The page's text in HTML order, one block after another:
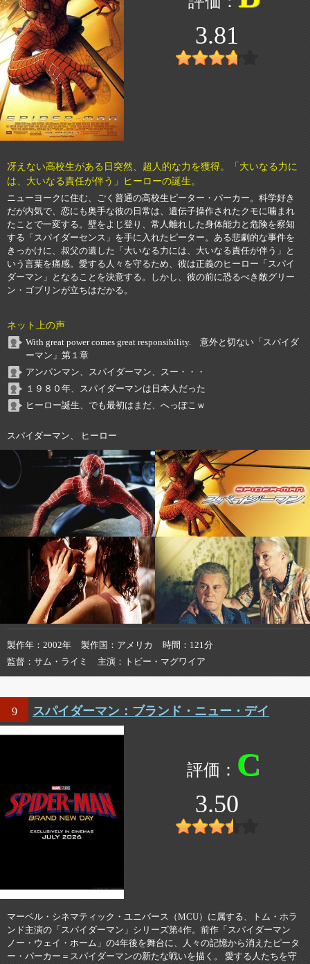
3.81
冴えない高校生がある日突然、超人的な力を獲得。「大いなる力に
は、大いなる責任が伴う」ヒーローの誕生。
ニューヨークに住む、ごく普通の高校生ピーター・パーカー。科学好き
だが内気で、恋にも奥手な彼の日常は、遺伝子操作されたクモに噛まれ
たことで一変する。壁をよじ登り、常人離れした身体能力と危険を察知
する「スパイダーセンス」を手に入れたピーター。ある悲劇的な事件を
きっかけに、叔父の遺した「大いなる力には、大いなる責任が伴う」と
いう言葉を痛感。愛する人々を守るため、彼は正義のヒーロー「スパイ
ダーマン」となることを決意する。しかし、彼の前に恐るべき敵グリー
ン・ゴブリンが立ちはだかる。
ネット上の声
With great power comes great responsibility. 意外と切ない「スパイダ
ーマン」第１章
アンパンマン、スパイダーマン、スー・・・
１９８０年、スパイダーマンは日本人だった
ヒーロー誕生、でも最初はまだ、へっぽこｗ
スパイダーマン、 ヒーロー
製作年 2002年 製作国 アメリカ 時間
121分
監督
サム・ライミ 主演 トビー・マグワイア
9 スパイダーマン：ブランド・ニュー・デイ
C
3.50
マーベル・シネマティック・ユニバース（MCU）に属する、トム・ホラ
ンド主演の「スパイダーマン」シリーズ第4作。前作「スパイダーマン
ノー・ウェイ・ホーム」の4年後を舞台に、人々の記憶から消えたピータ
ー・パーカー＝スパイダーマンの新たな戦いを描く。 愛する人たちを守